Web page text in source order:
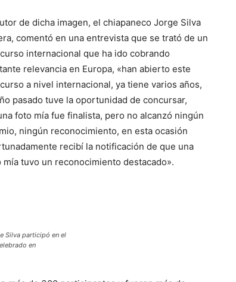
de dicha imagen, el chiapaneco Jorge Silva
comentó en una entrevista que se trató de un
internacional que ha ido cobrando
relevancia en Europa, «han abierto este
a nivel internacional, ya tiene varios años,
pasado tuve la oportunidad de concursar,
foto mía fue finalista, pero no alcanzó ningún
ningún reconocimiento, en esta ocasión
recibí la notificación de que una
mía tuvo un reconocimiento destacado».
Silva participó en el
en